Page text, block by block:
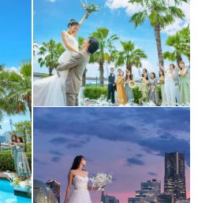
みらいエリアの会場紹介可能
みらい駅より送迎手配可（バス・タク
払い・後払いの各種支払方法を用意（詳
を検討できる日程変更・キャンセルにお
客様のご都合によりご予約のキャンセル
ャンセル料金を頂戴いたします。キャン